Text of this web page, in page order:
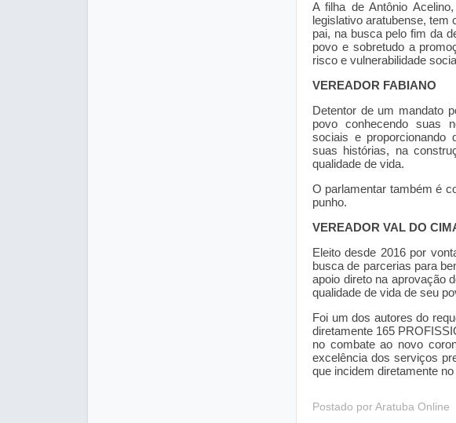
A filha de Antônio
legislativo aratubense,
pai, na busca pelo fim da
povo e sobretudo a
risco e vulnerabilidade
VEREADOR FABIANO
Detentor de um mandato
povo conhecendo suas
sociais e proporcionando
suas histórias, na
qualidade de vida.
O parlamentar também é
punho.
VEREADOR VAL DO
Eleito desde 2016 por
busca de parcerias para
apoio direto na aprovação
qualidade de vida de seu
Foi um dos autores do
diretamente 165
no combate ao novo
excelência dos serviços
que incidem diretamente
Postado por Aratuba Online